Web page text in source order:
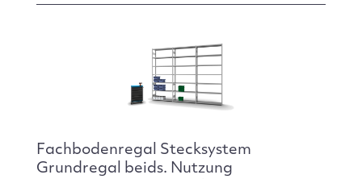
Fachbodenregal Stecksystem
Grundregal beids. Nutzung